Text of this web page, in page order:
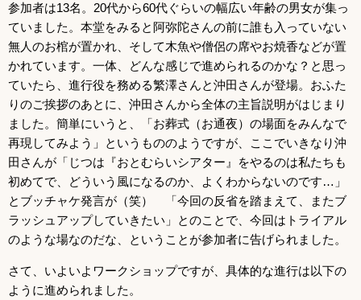
参加者は13名。20代から60代ぐらいの幅広い年齢の男女が集っ
ていました。本堂をみると阿弥陀さんの前に誰も入っていない
無人のお棺が置かれ、そして木魚や僧侶の席やお焼香などが置
かれています。一体、どんな感じで進められるのかな？と思っ
ていたら、進行役を務める繁澤さんと沖田さんが登場。おふた
りのご挨拶のあとに、沖田さんから全体の主旨説明がはじまり
ました。簡単にいうと、「お葬式（お通夜）の場面をみんなで
再現してみよう」というもののようですが、ここでいきなり沖
田さんが「じつは『おとむらいシアター』をやるのは私たちも
初めてで、どういう風になるのか、よくわからないのです…」
とブッチャケ発言が（笑） 「今回の反省を踏まえて、またブ
ラッシュアップしていきたい」とのことで、今回はトライアル
のような場なのだな、ということが参加者に告げられました。
さて、いよいよワークショップですが、具体的な進行は以下の
ように進められました。